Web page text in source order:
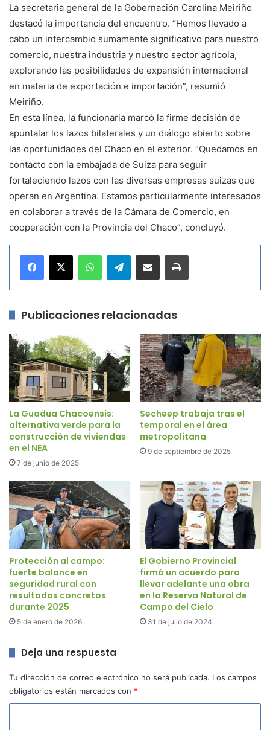
La secretaria general de la Gobernación Carolina Meiriño
destacó la importancia del encuentro. “Hemos llevado a
cabo un intercambio sumamente significativo para nuestro
comercio, nuestra industria y nuestro sector agrícola,
explorando las posibilidades de expansión internacional
en materia de exportación e importación”, resumió
Meiriño.
En esta línea, la funcionaria marcó la firme decisión de
apuntalar los lazos bilaterales y un diálogo abierto sobre
las oportunidades del Chaco en el exterior. “Quedamos en
contacto con la embajada de Suiza para seguir
fortaleciendo lazos con las diversas empresas suizas que
operan en Argentina. Estamos particularmente interesados
en colaborar a través de la Cámara de Comercio, en
cooperación con la Provincia del Chaco”, concluyó.
Telegram
Publicaciones relacionadas
La Guadua Chacoensis:
alternativa verde para la
construcción de viviendas
en el NEA
7 de junio de 2025
Secheep trabaja tras el
temporal en el área
metropolitana
9 de septiembre de 2025
Protección al campo:
fuerte balance en
seguridad rural con
resultados concretos
durante 2025
5 de enero de 2026
El Gobierno Provincial
firmó un acuerdo para
llevar adelante una obra
en la Reserva Natural de
Campo del Cielo
31 de julio de 2024
Deja una respuesta
Tu dirección de correo electrónico no será publicada. Los campos
obligatorios están marcados con *